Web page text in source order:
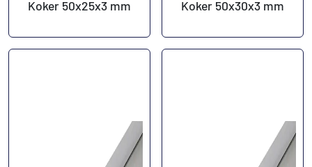
Koker 50x25x3 mm
Koker 50x30x3 mm